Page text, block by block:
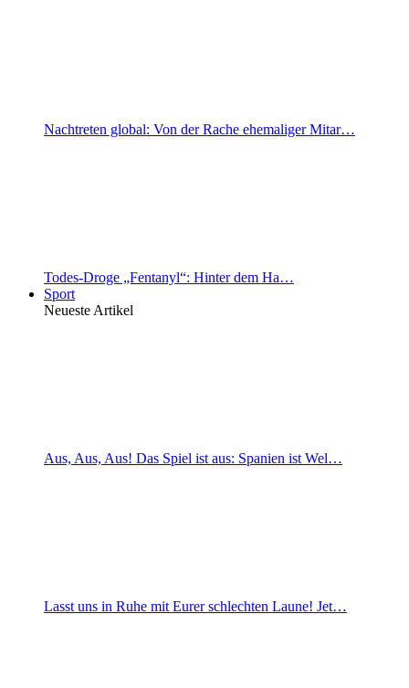
Nachtreten global: Von der Rache ehemaliger Mitar…
Todes-Droge „Fentanyl“: Hinter dem Ha…
Sport
Neueste Artikel
Aus, Aus, Aus! Das Spiel ist aus: Spanien ist Wel…
Lasst uns in Ruhe mit Eurer schlechten Laune! Jet…